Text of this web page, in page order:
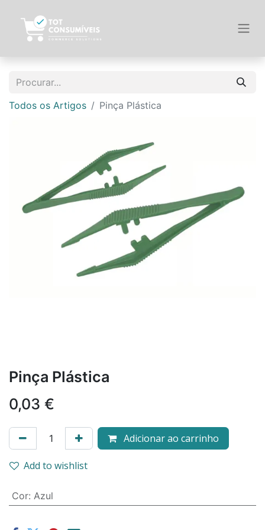
Todos os Artigos Pinça Plástica
Pinça Plástica
0,03 €
Adicionar ao carrinho
Add to wishlist
Cor: Azul